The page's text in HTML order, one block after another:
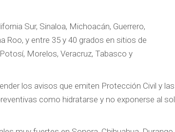
Sur, Sinaloa, Michoacán, Guerrero,
Roo, y entre 35 y 40 grados en sitios de
Morelos, Veracruz, Tabasco y
los avisos que emiten Protección Civil y las
como hidratarse y no exponerse al sol